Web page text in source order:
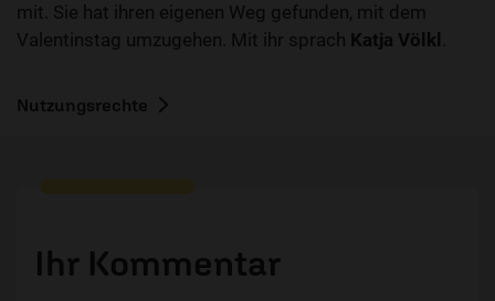
mit. Sie hat ihren eigenen Weg gefunden, mit dem
Valentinstag umzugehen. Mit ihr sprach Katja Völkl
Nutzungsrechte
Ihr Kommentar